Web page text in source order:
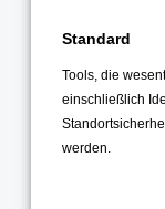
April 2023
März 2023
Februar 2023
Januar 2023
Standard
Tools, die
einschließlich
werden.